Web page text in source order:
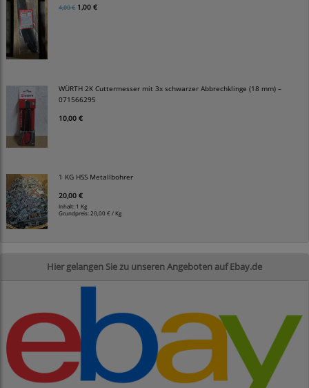
4,00 € 1,00 €
WÜRTH 2K Cuttermesser mit 3x schwarzer Abbrechklinge (18 mm) –
071566295
10,00 €
1 KG HSS Metallbohrer
20,00 €
Inhalt: 1 Kg
Grundpreis: 20,00 € / Kg
Hier gelangen Sie zu unseren Angeboten auf Ebay.de